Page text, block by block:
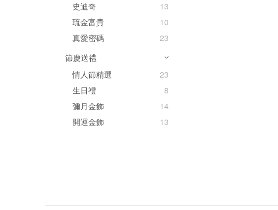
史迪奇
13
琉金富貴
10
真愛密碼
23
節慶送禮
情人節精選
23
生日禮
8
彌月金飾
14
開運金飾
13